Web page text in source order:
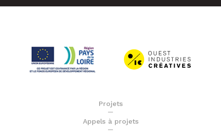
Projets
Appels à projets